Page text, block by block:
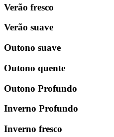
Verão fresco
Verão suave
Outono suave
Outono quente
Outono Profundo
Inverno Profundo
Inverno fresco